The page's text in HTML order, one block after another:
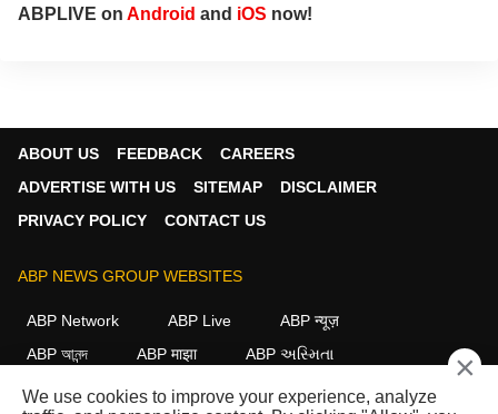
ABPLIVE on Android and iOS now!
ABOUT US FEEDBACK
CAREERS
ADVERTISE WITH US
SITEMAP
DISCLAIMER
PRIVACY POLICY
CONTACT US
ABP NEWS GROUP WEBSITES
ABP Network ABP Live
ABP न्यूज़
ABP আনন্দ
ABP माझा
ABP અસ્મિતા
ABP Ganga
ABP ਸਾਂਝਾ ABP நாடு ABP దేశం ×
We use cookies to improve your experience, analyze